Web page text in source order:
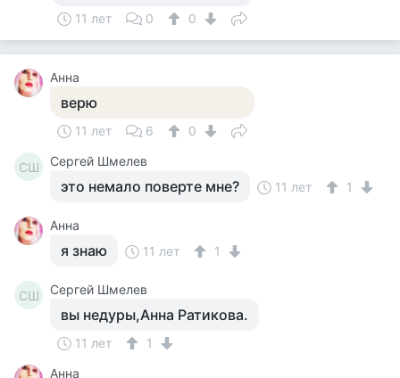
11 лет 0 0
Анна
верю
11 лет 6 0
СШ Сергей Шмелев
это немало поверте мне? 11 лет 1
Анна
я знаю 11 лет 1
СШ Сергей Шмелев
вы недуры,Анна Ратикова.
11 лет
1
Анна